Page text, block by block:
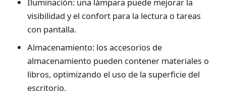
Iluminación: una lámpara puede mejorar la
visibilidad y el confort para la lectura o tareas
con pantalla.
Almacenamiento: los accesorios de
almacenamiento pueden contener materiales o
libros, optimizando el uso de la superficie del
escritorio.